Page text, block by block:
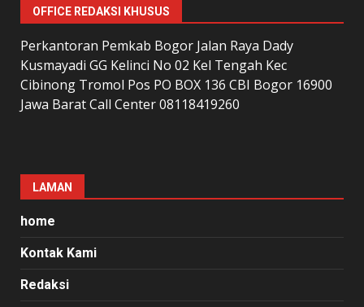
OFFICE REDAKSI KHUSUS
Perkantoran Pemkab Bogor Jalan Raya Dady
Kusmayadi GG Kelinci No 02 Kel Tengah Kec
Cibinong Tromol Pos PO BOX 136 CBI Bogor 16900
Jawa Barat Call Center 08118419260
LAMAN
home
Kontak Kami
Redaksi